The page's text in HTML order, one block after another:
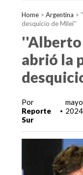
Home > Argentina >
desquicio de Milei''
''Alberto
abrió la
Por
Reporte
Sur
• 2024